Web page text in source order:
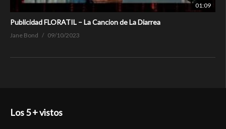
01:09
Publicidad FLORATIL – La Cancion de La Diarrea
Jane Bond 09/10/2023
Los 5 + vistos